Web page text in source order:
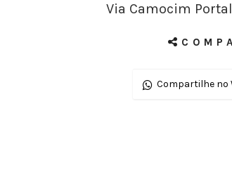
Via Camocim
Compartilhe no